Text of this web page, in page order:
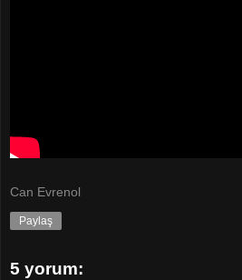
Can Evrenol
Paylaş
5 yorum: